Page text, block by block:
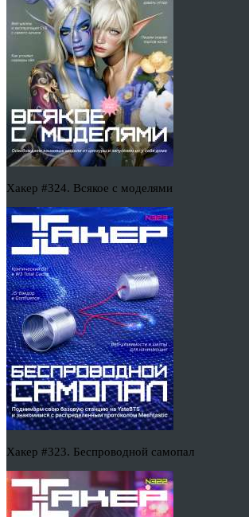
Хакер #324. Всякое с моделями
Хакер #323. Беспроводной самопал